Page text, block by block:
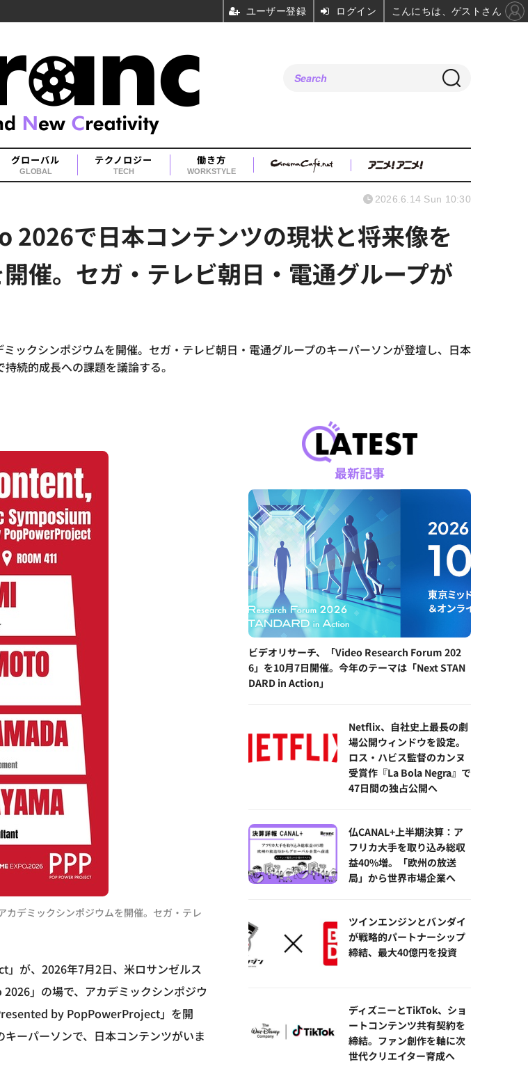
グローバル
GLOBAL
テクノロジー
TECH
働き方
WORKSTYLE
で日本コンテンツの現状と将来像を
催。セガ・テレビ朝日・電通グループが
クシンポジウムを開催。セガ・テレビ朝日・電通グループのキーパーソンが登壇し、日本
続的成長への課題を議論する。
2026.6.14 Sun 10:30
デミックシンポジウムを開催。セガ・テレ
が、2026年7月2日、米ロサンゼルス
」の場で、アカデミックシンポジウ
by PopPowerProject」を開
ーパーソンで、日本コンテンツがいま
最新記事
ビデオリサーチ、「Video Research Forum 202
6」を10月7日開催。今年のテーマは「Next STAN
DARD in Action」
Netflix、自社史上最長の劇
場公開ウィンドウを設定。
ロス・ハビス監督のカンヌ
受賞作『La Bola Negra』で
47日間の独占公開へ
仏CANAL+上半期決算：ア
フリカ大手を取り込み総収
益40%増。「欧州の放送
局」から世界市場企業へ
ツインエンジンとバンダイ
が戦略的パートナーシップ
締結、最大40億円を投資
ディズニーとTikTok、ショ
ートコンテンツ共有契約を
締結。ファン創作を軸に次
世代クリエイター育成へ
ユーザー登録 ログイン こんにちは、ゲストさん